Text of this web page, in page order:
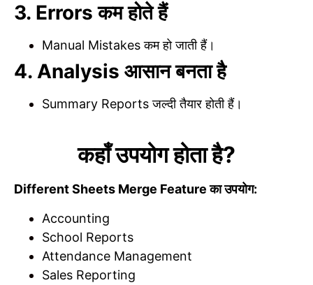
3. Errors कम होते हैं
Manual Mistakes कम हो जाती हैं।
4. Analysis आसान बनता है
Summary Reports जल्दी तैयार होती हैं।
कहाँ उपयोग होता है?
Different Sheets Merge Feature का उपयोग:
Accounting
School Reports
Attendance Management
Sales Reporting